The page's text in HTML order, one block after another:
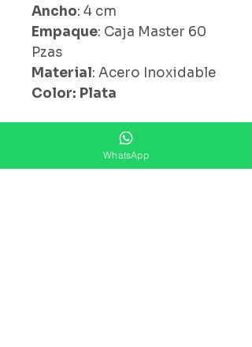
Ancho: 4 cm
Empaque: Caja Master 60
Pzas
Material: Acero Inoxidable
Color: Plata
¿ Ya Nos Sigues ?
WhatsApp